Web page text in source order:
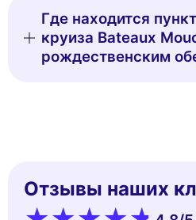
Где находится
круиза Bateaux
рождественским
Отзывы наших